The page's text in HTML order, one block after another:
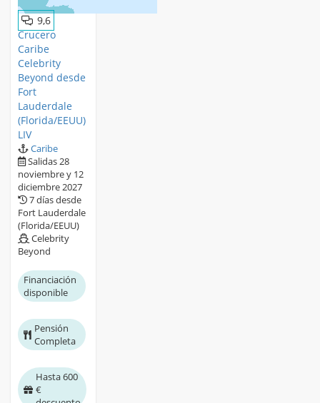
9,6
Crucero
Caribe
Celebrity
Beyond desde
Fort
Lauderdale
(Florida/EEUU)
LIV
Caribe
Salidas 28
noviembre y 12
diciembre 2027
7 días desde
Fort Lauderdale
(Florida/EEUU)
Celebrity
Beyond
Financiación
disponible
Pensión
Completa
Hasta 600
€